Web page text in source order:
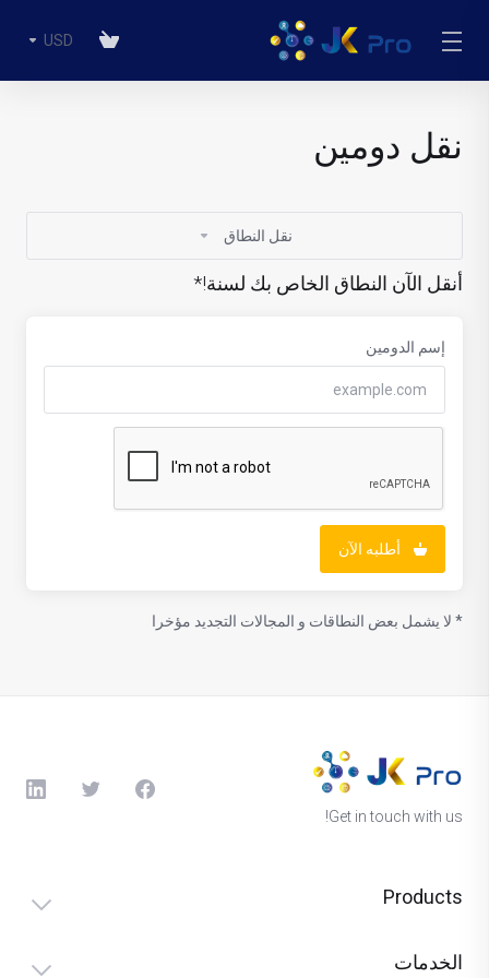
USD
نقل دومين
نقل النطاق
أنقل الآن النطاق الخاص بك لسنة!*
إسم الدومين
أطلبه الآن
* لا يشمل بعض النطاقات و المجالات التجديد مؤخرا
Get in touch with us!
Products
الخدمات